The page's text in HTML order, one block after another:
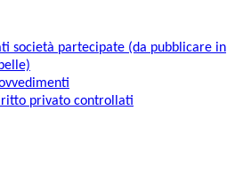
società partecipate (da pubblicare in
privato controllati